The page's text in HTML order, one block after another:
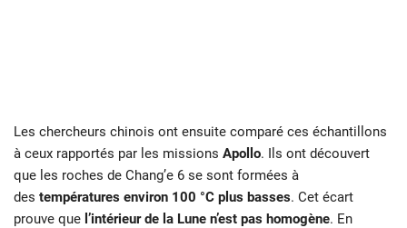
Les chercheurs chinois ont ensuite comparé ces échantillons
à ceux rapportés par les missions Apollo. Ils ont découvert
que les roches de Chang’e 6 se sont formées à
des températures environ 100 °C plus basses. Cet écart
prouve que l’intérieur de la Lune n’est pas homogène. En